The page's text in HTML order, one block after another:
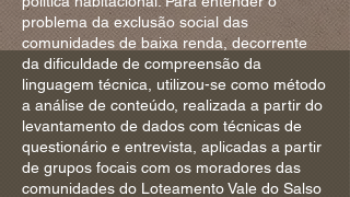
problema da exclusão social das
comunidades de baixa renda, decorrente
da dificuldade de compreensão da
linguagem técnica, utilizou-se como método
a análise de conteúdo, realizada a partir do
levantamento de dados com técnicas de
questionário e entrevista, aplicadas a partir
de grupos focais com os moradores das
comunidades do Loteamento Vale do Salso